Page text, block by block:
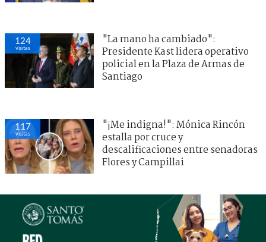
124
visitas
"La mano ha cambiado":
Presidente Kast lidera operativo
policial en la Plaza de Armas de
Santiago
117
visitas
"¡Me indigna!": Mónica Rincón
estalla por cruce y
descalificaciones entre senadoras
Flores y Campillai